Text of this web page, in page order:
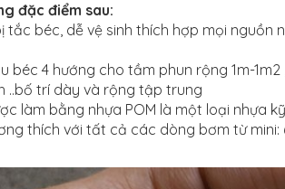
đặc điểm sau:
tắc béc, dễ vệ sinh thích hợp mọi
béc 4 hướng cho tầm phun rộng 1m-
..bố trí dày và rộng tập trung
làm bằng nhựa POM là một loại nhựa
thích với tất cả các dòng bơm từ